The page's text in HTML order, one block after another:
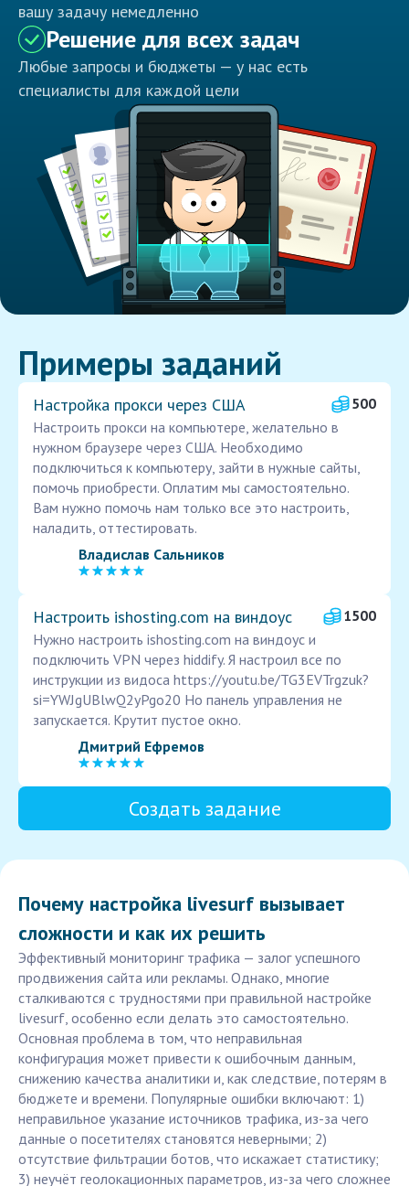
вашу задачу немедленно
Решение для всех задач
Любые запросы и бюджеты — у нас есть
специалисты для каждой цели
Примеры заданий
Настройка прокси через США
500
Настроить прокси на компьютере, желательно в
нужном браузере через США. Необходимо
подключиться к компьютеру, зайти в нужные сайты,
помочь приобрести. Оплатим мы самостоятельно.
Вам нужно помочь нам только все это настроить,
наладить, оттестировать.
Владислав Сальников
Настроить ishosting.com на виндоус
1500
Нужно настроить ishosting.com на виндоус и
подключить VPN через hiddify. Я настроил все по
инструкции из видоса https://youtu.be/TG3EVTrgzuk?
si=YWJgUBlwQ2yPgo20 Но панель управления не
запускается. Крутит пустое окно.
Дмитрий Ефремов
Создать задание
Почему настройка livesurf вызывает
сложности и как их решить
Эффективный мониторинг трафика — залог успешного
продвижения сайта или рекламы. Однако, многие
сталкиваются с трудностями при правильной настройке
livesurf, особенно если делать это самостоятельно.
Основная проблема в том, что неправильная
конфигурация может привести к ошибочным данным,
снижению качества аналитики и, как следствие, потерям в
бюджете и времени. Популярные ошибки включают: 1)
неправильное указание источников трафика, из-за чего
данные о посетителях становятся неверными; 2)
отсутствие фильтрации ботов, что искажает статистику;
3) неучёт геолокационных параметров, из-за чего сложнее